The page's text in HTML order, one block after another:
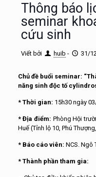
Thông báo
seminar
cứu sinh
Viết bởi huib - 31/
Chủ đề buổi seminar:
năng sinh độc tố
* Thời gian: 15h30 ngày
* Địa điểm: Phòng Hội
Huế (Tỉnh lộ 10, Phú
* Báo cáo viên: NCS. Ngô
* Thành phần tham gia: